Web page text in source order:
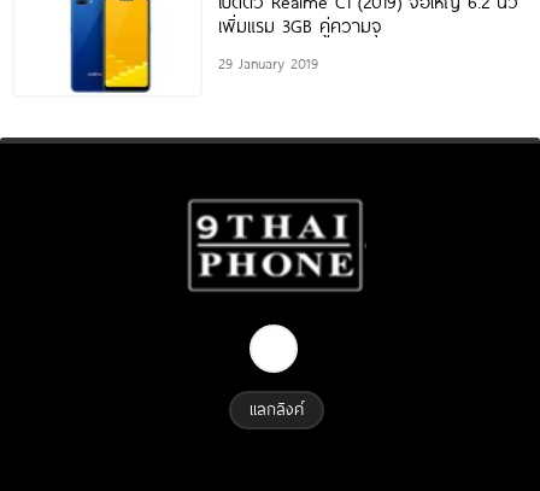
เพิ่มแรม 3GB คู่ความจุ
29 January 2019
แลกลิงค์